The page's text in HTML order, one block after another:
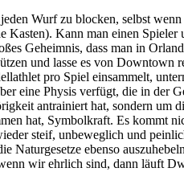
Wurf zu blocken, selbst
Kasten). Kann man einen
Geheimnis, dass man in
und lasse es von Downtown
pro Spiel einsammelt,
eine Physis verfügt, die in der
antrainiert hat, sondern um
hat, Symbolkraft. Es kommt
steif, unbeweglich und
Naturgesetze ebenso
wir ehrlich sind, dann läuft